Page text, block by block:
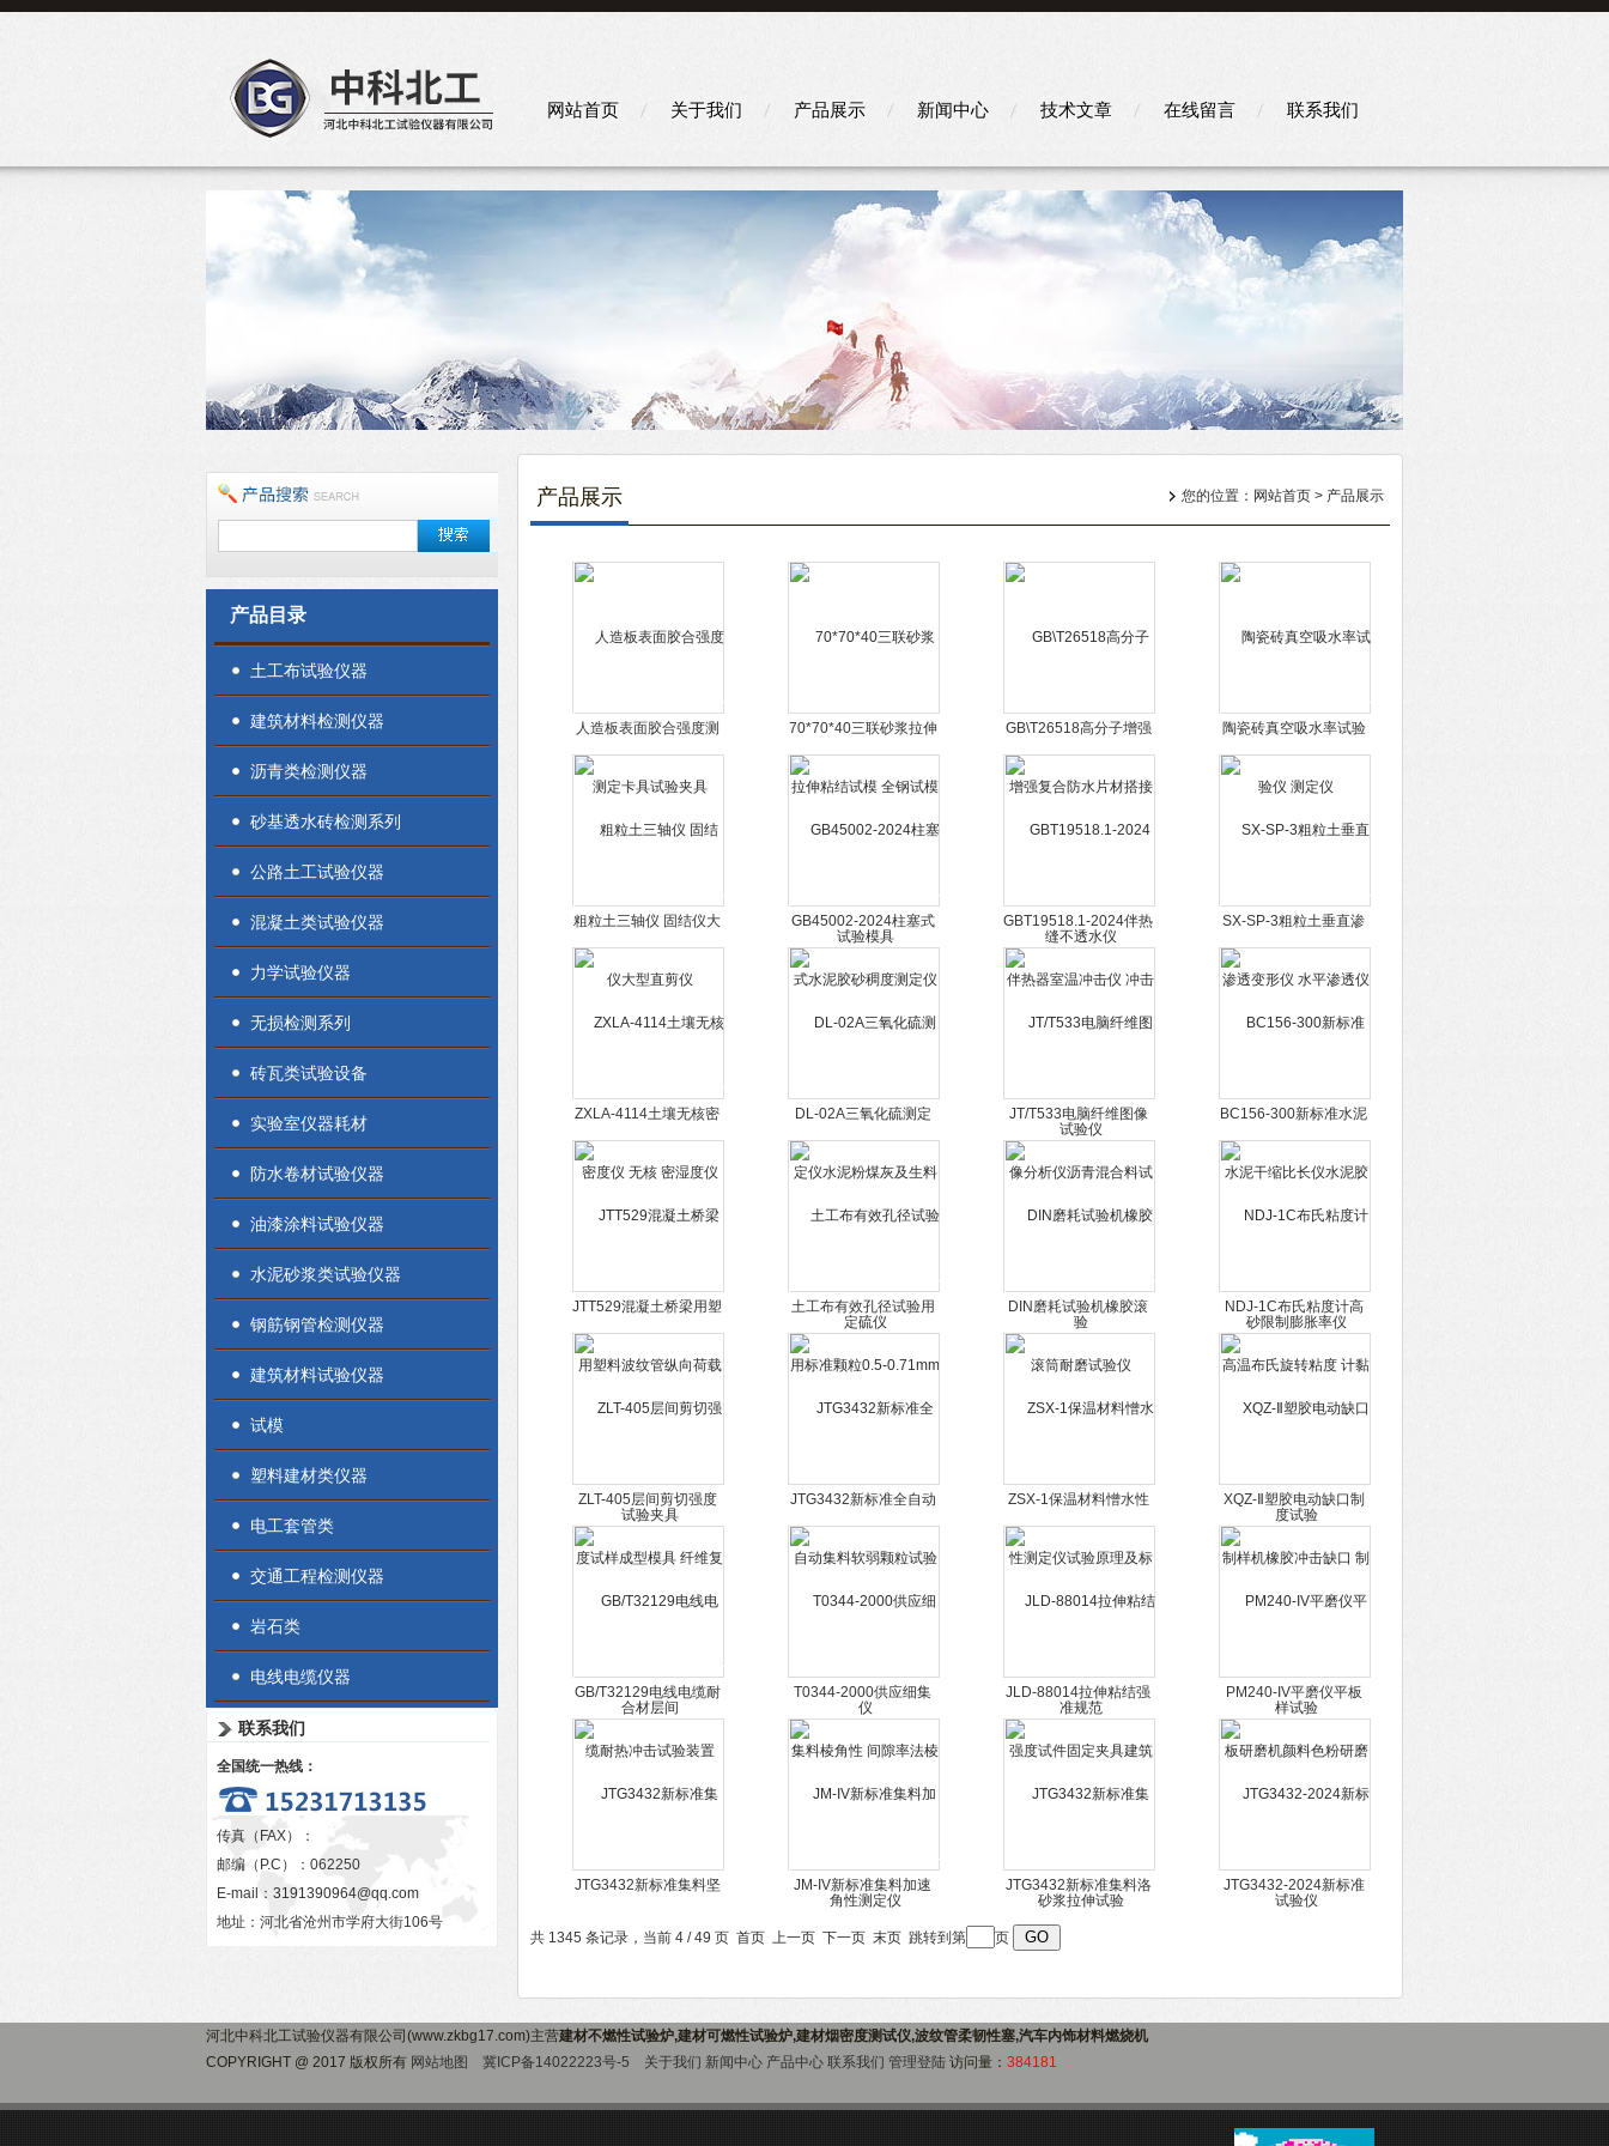
网站首页 关于我们 产品展示 新闻中心 技术文章 在线留言 联系我们
产品目录
土工布试验仪器
建筑材料检测仪器
沥青类检测仪器
砂基透水砖检测系列
公路土工试验仪器
混凝土类试验仪器
力学试验仪器
无损检测系列
砖瓦类试验设备
实验室仪器耗材
防水卷材试验仪器
油漆涂料试验仪器
水泥砂浆类试验仪器
钢筋钢管检测仪器
建筑材料试验仪器
试模
塑料建材类仪器
电工套管类
交通工程检测仪器
岩石类
电线电缆仪器
联系我们
全国统一热线：
传真（FAX）：
邮编（P.C）：062250
E-mail： 3191390964@qq.com
地址：河北省沧州市学府大街106号
产品展示 您的位置： 网站首页 > 产品展示
人造板表面胶合强度测
定卡具试验夹具
70*70*40三联砂浆拉伸
粘结试模 全钢试模试验
模具
GB\T26518高分子增强
复合防水片材搭接缝不
透水仪
陶瓷砖真空吸水率试验
仪 测定仪
粗粒土三轴仪 固结仪大
型直剪仪
GB45002-2024柱塞式
水泥胶砂稠度测定仪
GBT19518.1-2024伴热
器室温冲击仪 冲击试验
仪
SX-SP-3粗粒土垂直渗
透变形仪 水平渗透仪
ZXLA-4114土壤无核密
度仪 无核 密湿度仪
DL-02A三氧化硫测定
仪水泥粉煤灰及生料定
硫仪
JT/T533电脑纤维图像
分析仪沥青混合料试验
BC156-300新标准水泥
干缩比长仪水泥胶砂限
制膨胀率仪
JTT529混凝土桥梁用塑
料波纹管纵向荷载试验
夹具
土工布有效孔径试验用
标准颗粒0.5-0.71mm
DIN磨耗试验机橡胶滚
筒耐磨试验仪
NDJ-1C布氏粘度计高
温布氏旋转粘度 计黏度
试验
ZLT-405层间剪切强度
试样成型模具 纤维复合
材层间
JTG3432新标准全自动
集料软弱颗粒试验仪
ZSX-1保温材料憎水性
测定仪试验原理及标准
规范
XQZ-Ⅱ塑胶电动缺口制
样机橡胶冲击缺口 制样
试验
GB/T32129电线电缆耐
热冲击试验装置
T0344-2000供应细集
料棱角性 间隙率法棱
角性测定仪
JLD-88014拉伸粘结强
度试件固定夹具建筑砂
浆拉伸试验
PM240-IV平磨仪平板
研磨机颜料色粉研磨试
验仪
JTG3432新标准集料坚
器
JM-IV新标准集料加速
JTG3432新标准集料洛
JTG3432-2024新标准
共 1345 条记录，当前 4 / 49 页 首页 上一页 下一页 末页 跳转到第 页
河北中科北工试验仪器有限公司(www.zkbg17.com)主营建材不燃性试验炉,建材可燃性试验炉,建材烟密度测试仪,波纹管柔韧性塞,汽车内饰材料燃烧机
COPYRIGHT @ 2017 版权所有 网站地图 冀ICP备14022223号-5 关于我们 新闻中心 产品中心 联系我们 管理登陆 访问量： 384181